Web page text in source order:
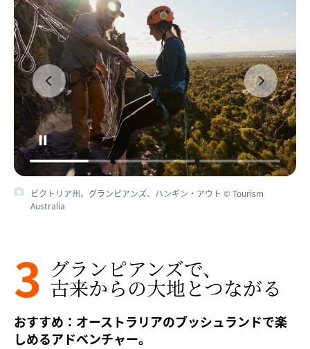
ビクトリア州、グランピアンズ、ハンギン・アウト © Tourism
Australia
3 グランピアンズで、​
古来からの​大地と​つながる​
おすすめ：オーストラリアのブッシュランドで楽
しめるアドベンチャー。